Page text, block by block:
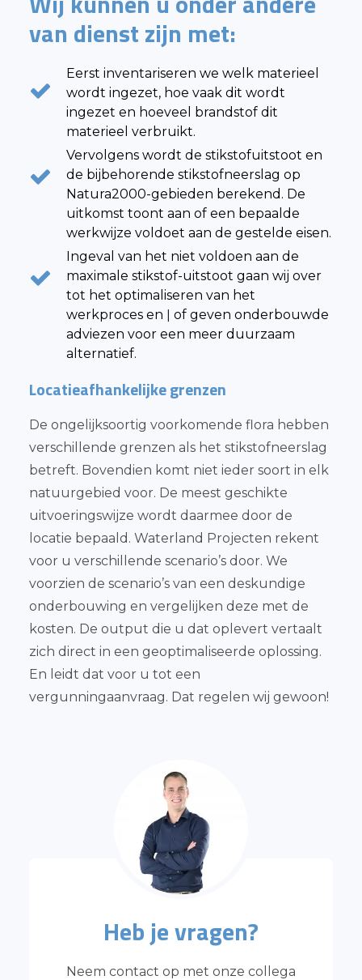
van dienst zijn met:
Eerst inventariseren we welk materieel
wordt ingezet, hoe vaak dit wordt
ingezet en hoeveel brandstof dit
materieel verbruikt.
Vervolgens wordt de stikstofuitstoot en
de bijbehorende stikstofneerslag op
Natura2000-gebieden berekend. De
uitkomst toont aan of een bepaalde
werkwijze voldoet aan de gestelde eisen.
Ingeval van het niet voldoen aan de
maximale stikstof-uitstoot gaan wij over
tot het optimaliseren van het
werkproces en ǀ of geven onderbouwde
adviezen voor een meer duurzaam
alternatief.
Locatieafhankelijke grenzen
De ongelijksoortig voorkomende flora hebben
verschillende grenzen als het stikstofneerslag
betreft. Bovendien komt niet ieder soort in elk
natuurgebied voor. De meest geschikte
uitvoeringswijze wordt daarmee door de
locatie bepaald. Waterland Projecten rekent
voor u verschillende scenario’s door. We
voorzien de scenario’s van een deskundige
onderbouwing en vergelijken deze met de
kosten. De output die u dat oplevert vertaalt
zich direct in een geoptimaliseerde oplossing.
En leidt dat voor u tot een
vergunningaanvraag. Dat regelen wij gewoon!
Heb je vragen?
Neem contact op met onze collega